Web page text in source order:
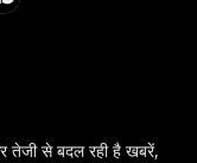
तेजी से बदल रही है खबरें,